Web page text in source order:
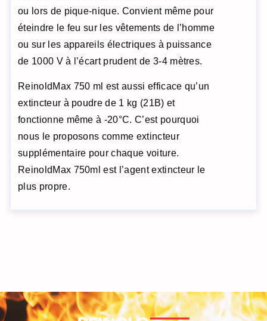
ou lors de pique-nique. Convient même pour
éteindre le feu sur les vêtements de l’homme
ou sur les appareils électriques à puissance
de 1000 V à l’écart prudent de 3-4 mètres.
ReinoldMax 750 ml est aussi efficace qu’un
extincteur à poudre de 1 kg (21B) et
fonctionne même à -20°C. C’est pourquoi
nous le proposons comme extincteur
supplémentaire pour chaque voiture.
ReinoldMax 750ml est l’agent extincteur le
plus propre.